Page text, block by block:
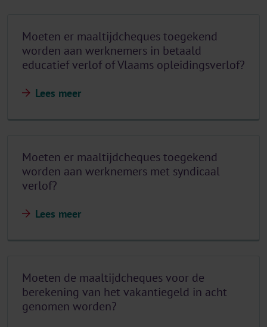
Moeten er maaltijdcheques toegekend
worden aan werknemers in betaald
educatief verlof of Vlaams opleidingsverlof?
Lees meer
Moeten er maaltijdcheques toegekend
worden aan werknemers met syndicaal
verlof?
Lees meer
Moeten de maaltijdcheques voor de
berekening van het vakantiegeld in acht
genomen worden?